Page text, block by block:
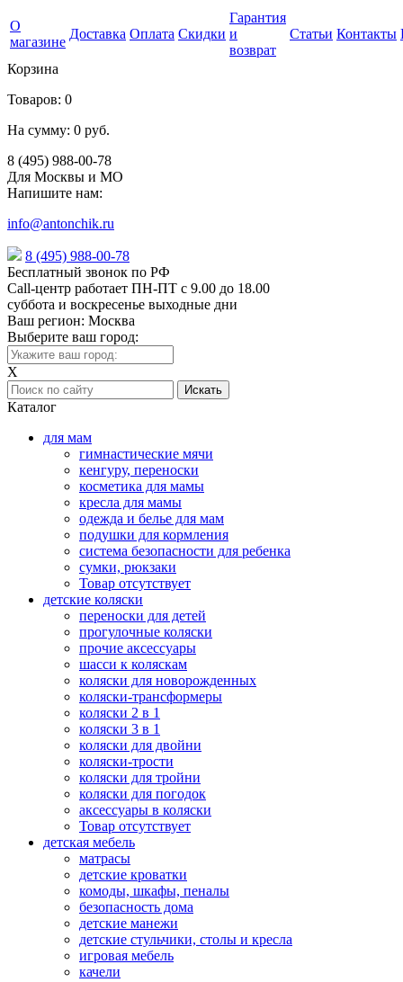
О
магазине
Доставка Оплата Скидки
Гарантия
и
возврат
Статьи Контакты
Корзина
Товаров: 0
На сумму: 0 руб.
8 (495) 988-00-78
Для Москвы и МО
Напишите нам:
info@antonchik.ru
8 (495) 988-00-78
Бесплатный звонок по РФ
Call-центр работает ПН-ПТ с 9.00 до 18.00
суббота и воскресенье выходные дни
Ваш регион: Москва
Выберите ваш город:
X
Каталог
для мам
гимнастические мячи
кенгуру, переноски
косметика для мамы
кресла для мамы
одежда и белье для мам
подушки для кормления
система безопасности для ребенка
сумки, рюкзаки
Товар отсутствует
детские коляски
переноски для детей
прогулочные коляски
прочие аксессуары
шасси к коляскам
коляски для новорожденных
коляски-трансформеры
коляски 2 в 1
коляски 3 в 1
коляски для двойни
коляски-трости
коляски для тройни
коляски для погодок
аксессуары в коляски
Товар отсутствует
детская мебель
матрасы
детские кроватки
комоды, шкафы, пеналы
безопасность дома
детские манежи
детские стульчики, столы и кресла
игровая мебель
качели